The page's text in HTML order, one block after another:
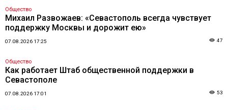
Общество
Михаил Развожаев: «Севастополь всегда чувствует
поддержку Москвы и дорожит ею»
07.08.2026 17:25 47
Общество
Как работает Штаб общественной поддержки в
Севастополе
07.08.2026 17:01 53